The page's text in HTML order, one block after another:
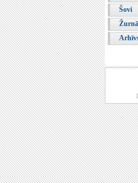
Šovi